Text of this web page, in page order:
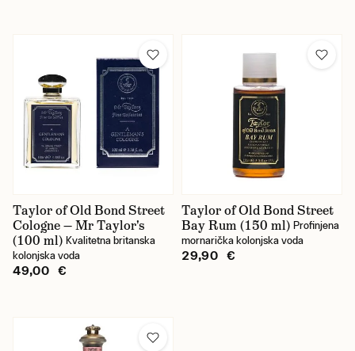
Taylor of Old Bond Street
Cologne — Mr Taylor's
(100 ml) Kvalitetna britanska
kolonjska voda
49,00 €
Taylor of Old Bond Street
Bay Rum (150 ml) Profinjena
mornarička kolonjska voda
29,90 €